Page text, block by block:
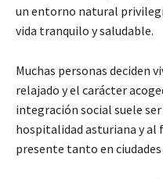
un entorno natural
vida tranquilo y saludable.
Muchas personas deciden
relajado y el carácter
integración social suele
hospitalidad asturiana y al
presente tanto en